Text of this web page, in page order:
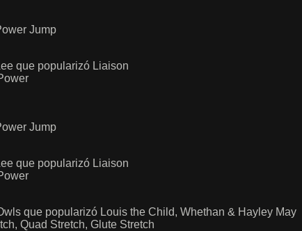
Jump
que popularizó Liaison
Jump
que popularizó Liaison
que popularizó Louis the Child, Whethan & Hayley May
Quad Stretch, Glute Stretch